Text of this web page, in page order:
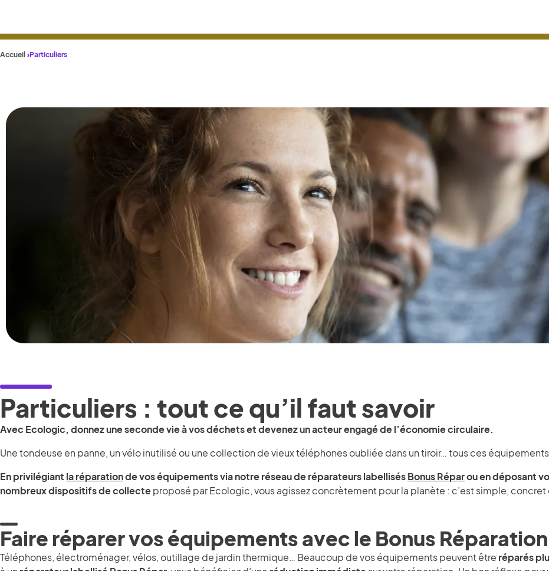
Accueil Particuliers
Particuliers : tout ce qu’il faut savoir
Avec Ecologic, donnez une seconde vie à vos déchets et devenez un acteur engagé de l’économie circulaire.
Une tondeuse en panne, un vélo inutilisé ou une collection de vieux téléphones oubliée dans un tiroir… tous ces
En privilégiant la réparationde vos équipements via notre réseau de réparateurs labellisésBonus Réparou en déposant
nombreux dispositifs de collecteproposé par Ecologic, vous agissez concrètement pour la planète : c’est simple,
Faire réparer vos équipements avec le Bonus Réparation
Téléphones, électroménager, vélos, outillage de jardin thermique… Beaucoup de vos équipements peuvent être réparés